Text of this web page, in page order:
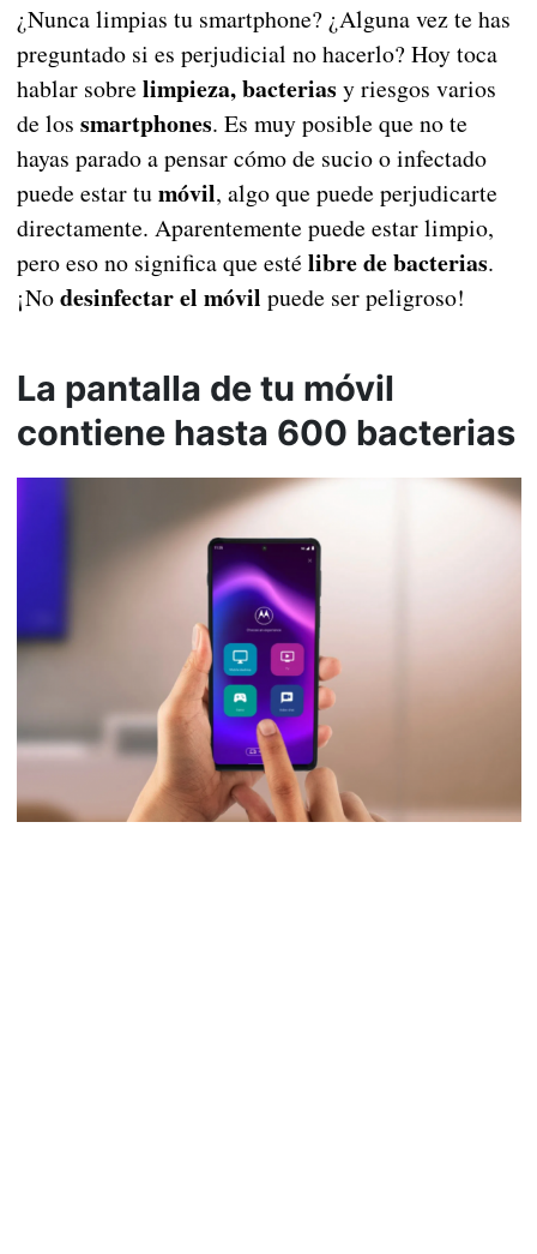
¿Nunca limpias tu smartphone? ¿Alguna vez te has
preguntado si es perjudicial no hacerlo? Hoy toca
hablar sobre limpieza, bacterias y riesgos varios
de los smartphones. Es muy posible que no te
hayas parado a pensar cómo de sucio o infectado
puede estar tumóvil, algo que puede perjudicarte
directamente. Aparentemente puede estar limpio,
pero eso no significa que esté libre de bacterias.
¡Nodesinfectar el móvil puede ser peligroso!
La pantalla de tu móvil
contiene hasta 600 bacterias